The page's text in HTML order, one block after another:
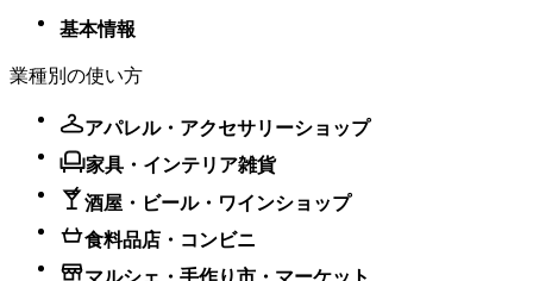
基本情報
業種別の使い方
アパレル・アクセサリーショップ
家具・インテリア雑貨
酒屋・ビール・ワインショップ
食料品店・コンビニ
マルシェ・手作り市・マーケット